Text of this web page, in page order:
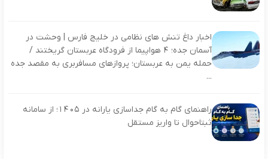
اخبار داغ تنش‌ های نظامی در خلیج‌ فارس | وحشت در
آسمان جده؛ ۴ هواپیما از فرودگاه عربستان گریختند /
حمله یمن به عربستان؛ پروازهای مسافربری به مقصد جده
...
راهنمای گام به گام جداسازی یارانه در ۱۴۰۵؛ از سامانه
ثبتاحوال تا واریز مستقل